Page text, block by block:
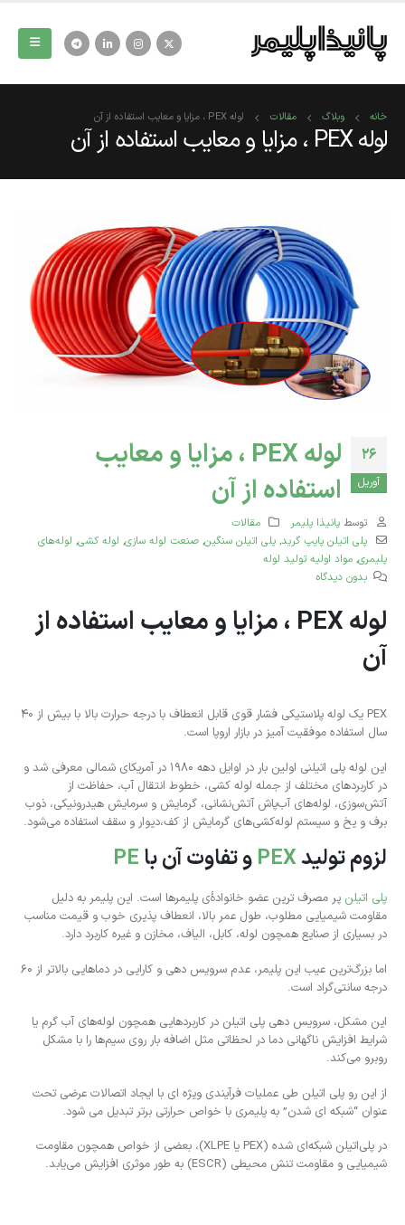
خانه وبلاگ مقالات لوله PEX ، مزایا و معایب استفاده از آن
لوله PEX ، مزایا و معایب استفاده از آن
26
آوریل
لوله PEX ، مزایا و معایب
استفاده از آن
توسط پانیذا پلیمر
مقالات
پلی اتیلن پایپ گرید, پلی‌ اتیلن سنگین, صنعت لوله سازی, لوله کشی, لوله‌های
پلیمری, مواد اولیه تولید لوله
بدون دیدگاه
لوله PEX ، مزایا و معایب استفاده از
آن
PEX یک لوله پلاستیکی فشار قوی قابل انعطاف با درجه حرارت بالا با بیش از ۴۰
سال استفاده موفقیت آمیز در بازار اروپا است.
این لوله پلی اتیلنی اولین بار در اوایل دهه ۱۹۸۰ در آمریکای شمالی معرفی شد و
در کاربردهای مختلف از جمله لوله کشی، خطوط انتقال آب، حفاظت از
آتش‌سوزی، لوله‌های آب‌پاش آتش‌نشانی، گرمایش و سرمایش هیدرونیکی، ذوب
برف و یخ و سیستم‌ لوله‌کشی‌های گرمایش از کف،دیوار و سقف استفاده می‌شود.
لزوم تولیدPEX و تفاوت آن با PE
پلی اتیلن پر مصرف ترین عضو خانوادۀ‌ی پلیمرها است. این پلیمر به دلیل
مقاومت شیمیایی مطلوب، طول عمر بالا، انعطاف ‌پذیری خوب و قیمت مناسب
در بسیاری از صنایع همچون لوله، کابل، الیاف، مخازن و غیره کاربرد دارد.
اما بزرگ‌ترین عیب این پلیمر، عدم سرویس دهی و کارایی در دماهایی بالاتر از 60
درجه سانتی‌گراد است.
این مشکل، سرویس دهی پلی اتیلن در کاربردهایی همچون لوله‌‌های آب گرم یا
شرایط افزایش ناگهانی دما در لحظاتی مثل اضافه بار روی سیم‌ها را با مشکل
روبرو می‌کند.
از این رو پلی اتیلن طی عملیات فرآیندی ویژه ای با ایجاد اتصالات عرضی تحت
عنوان “شبکه ای شدن” به پلیمری با خواص حرارتی برتر تبدیل می شود.
در پلی‌اتیلن شبکه‌ای شده (PEX یا XLPE)، بعضی از خواص همچون مقاومت
شیمیایی و مقاومت تنش محیطی (ESCR) به طور موثری افزایش می‌یابد.